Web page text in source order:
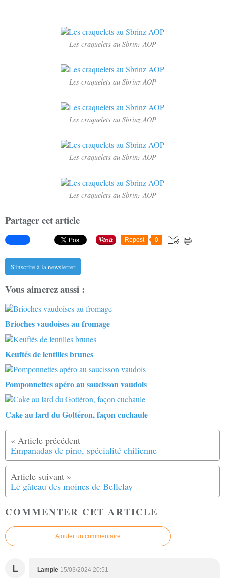
Les craquelets au Sbrinz AOP
Les craquelets au Sbrinz AOP
Les craquelets au Sbrinz AOP
Les craquelets au Sbrinz AOP
Les craquelets au Sbrinz AOP
Partager cet article
Repost 0
S'inscrire à la newsletter
Vous aimerez aussi :
Brioches vaudoises au fromage
Keuftés de lentilles brunes
Pomponnettes apéro au saucisson vaudois
Cake au lard du Gottéron, façon cuchaule
Empanadas de pino, spécialité chilienne
Le gâteau des moines de Bellelay
COMMENTER CET ARTICLE
Ajouter un commentaire
L Lample 15/03/2024 20:51